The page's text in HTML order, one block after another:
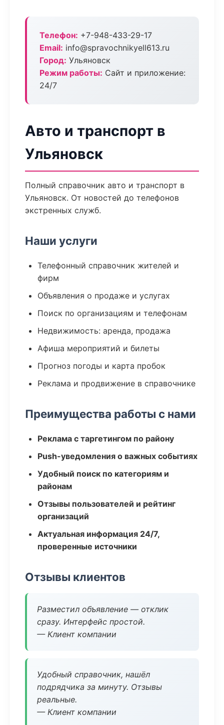
Телефон: +7-948-433-29-17
Email: info@spravochnikyell613.ru
Город: Ульяновск
Режим работы: Сайт и приложение:
24/7
Авто и транспорт в
Ульяновск
Полный справочник авто и транспорт в
Ульяновск. От новостей до телефонов
экстренных служб.
Наши услуги
Телефонный справочник жителей и
фирм
Объявления о продаже и услугах
Поиск по организациям и телефонам
Недвижимость: аренда, продажа
Афиша мероприятий и билеты
Прогноз погоды и карта пробок
Реклама и продвижение в справочнике
Преимущества работы с нами
Реклама с таргетингом по району
Push-уведомления о важных событиях
Удобный поиск по категориям и
районам
Отзывы пользователей и рейтинг
организаций
Актуальная информация 24/7,
проверенные источники
Отзывы клиентов
Разместил объявление — отклик
сразу. Интерфейс простой.
— Клиент компании
Удобный справочник, нашёл
подрядчика за минуту. Отзывы
реальные.
— Клиент компании